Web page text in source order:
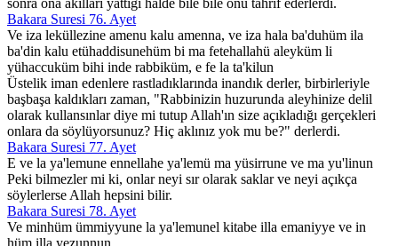
sonra ona akılları yattığı halde bile bile onu tahrif ederlerdi.
Bakara Suresi 76. Ayet
Ve iza leküllezine amenu kalu amenna, ve iza hala ba'duhüm ila
ba'din kalu etühaddisunehüm bi ma fetehallahü aleyküm li
yühaccuküm bihi inde rabbiküm, e fe la ta'kilun
Üstelik iman edenlere rastladıklarında inandık derler, birbirleriyle
başbaşa kaldıkları zaman, "Rabbinizin huzurunda aleyhinize delil
olarak kullansınlar diye mi tutup Allah'ın size açıkladığı gerçekleri
onlara da söylüyorsunuz? Hiç aklınız yok mu be?" derlerdi.
Bakara Suresi 77. Ayet
E ve la ya'lemune ennellahe ya'lemü ma yüsirrune ve ma yu'linun
Peki bilmezler mi ki, onlar neyi sır olarak saklar ve neyi açıkça
söylerlerse Allah hepsini bilir.
Bakara Suresi 78. Ayet
Ve minhüm ümmiyyune la ya'lemunel kitabe illa emaniyye ve in